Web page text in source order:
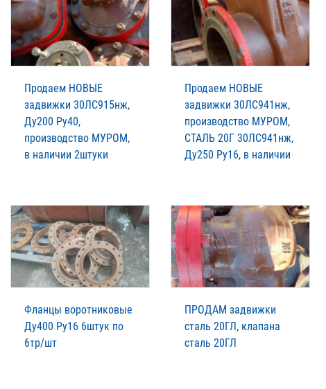
Продаем НОВЫЕ
задвижки 30ЛС915нж,
Ду200 Ру40,
производство МУРОМ,
в наличии 2штуки
Продаем НОВЫЕ
задвижки 30ЛС941нж,
производство МУРОМ,
СТАЛЬ 20Г 30ЛС941нж,
Ду250 Ру16, в наличии
Фланцы воротниковые
Ду400 Ру16 6штук по
6тр/шт
ПРОДАМ задвижки
сталь 20ГЛ, клапана
сталь 20ГЛ